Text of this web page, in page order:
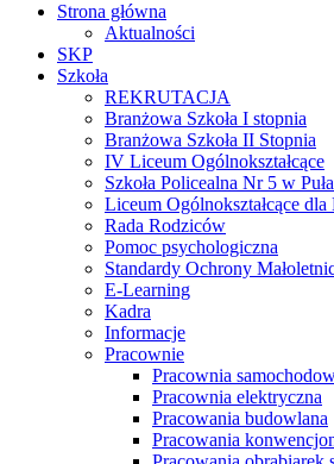
Strona główna
Aktualności
SKP
Szkoła
REKRUTACJA
Branżowa Szkoła I stopnia
Branżowa Szkoła II Stopnia
IV Liceum Ogólnokształcące
Szkoła Policealna Nr 5 w
Liceum Ogólnokształcące
Rada Rodziców
Pomoc psychologiczna
Standardy Ochrony
E-Learning
Kadra
Informacje
Pracownie
Pracownia
Pracownia elektryczna
Pracowania budowlana
Pracowania